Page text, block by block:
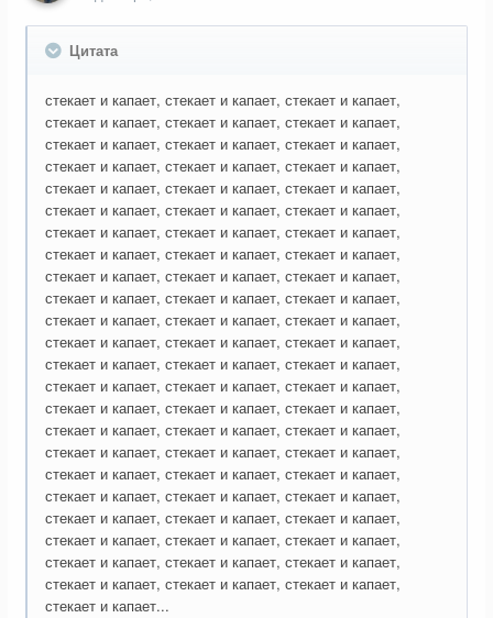
Цитата
стекает и капает, стекает и капает, стекает и капает,
стекает и капает, стекает и капает, стекает и капает,
стекает и капает, стекает и капает, стекает и капает,
стекает и капает, стекает и капает, стекает и капает,
стекает и капает, стекает и капает, стекает и капает,
стекает и капает, стекает и капает, стекает и капает,
стекает и капает, стекает и капает, стекает и капает,
стекает и капает, стекает и капает, стекает и капает,
стекает и капает, стекает и капает, стекает и капает,
стекает и капает, стекает и капает, стекает и капает,
стекает и капает, стекает и капает, стекает и капает,
стекает и капает, стекает и капает, стекает и капает,
стекает и капает, стекает и капает, стекает и капает,
стекает и капает, стекает и капает, стекает и капает,
стекает и капает, стекает и капает, стекает и капает,
стекает и капает, стекает и капает, стекает и капает,
стекает и капает, стекает и капает, стекает и капает,
стекает и капает, стекает и капает, стекает и капает,
стекает и капает, стекает и капает, стекает и капает,
стекает и капает, стекает и капает, стекает и капает,
стекает и капает, стекает и капает, стекает и капает,
стекает и капает, стекает и капает, стекает и капает,
стекает и капает, стекает и капает, стекает и капает,
стекает и капает...